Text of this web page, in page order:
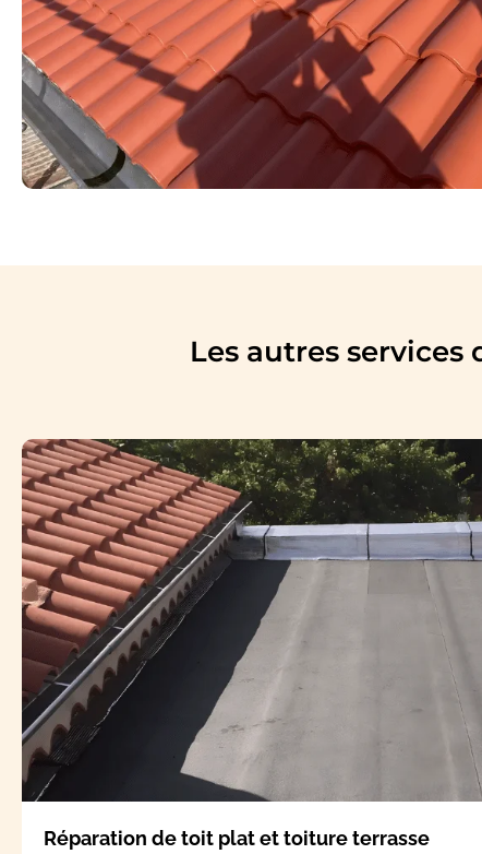
Les autres
Réparation de toit plat et toiture terrasse